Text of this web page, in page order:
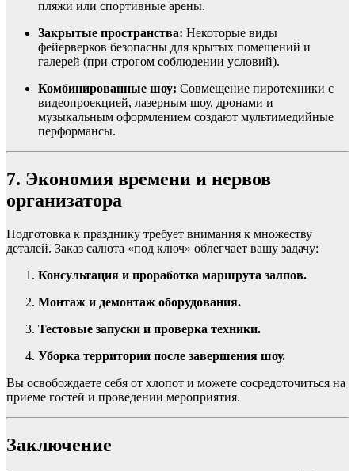
пляжи или спортивные арены.
Закрытые пространства: Некоторые виды
фейерверков безопасны для крытых помещений и
галерей (при строгом соблюдении условий).
Комбинированные шоу: Совмещение пиротехники с
видеопроекцией, лазерным шоу, дронами и
музыкальным оформлением создают мультимедийные
перформансы.
7. Экономия времени и нервов
организатора
Подготовка к празднику требует внимания к множеству
деталей. Заказ салюта «под ключ» облегчает вашу задачу:
Консультация и проработка маршрута залпов.
Монтаж и демонтаж оборудования.
Тестовые запуски и проверка техники.
Уборка территории после завершения шоу.
Вы освобождаете себя от хлопот и можете сосредоточиться на
приеме гостей и проведении мероприятия.
Заключение